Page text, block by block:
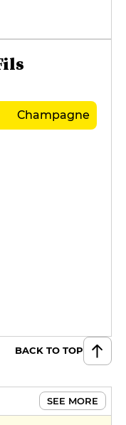
Champagne
BACK TO TOP
SEE MORE